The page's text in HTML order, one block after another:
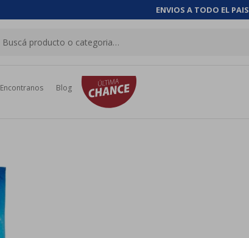
ENVIOS A TODO EL PAIS
Encontranos Blog